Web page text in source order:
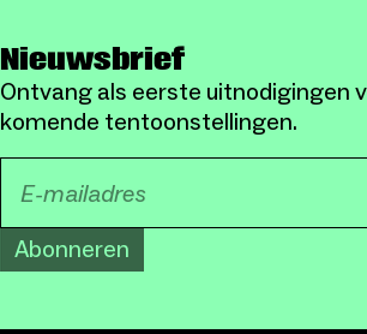
Nieuwsbrief
Ontvang als eerste uitnodigingen
komende tentoonstellingen.
Abonneren